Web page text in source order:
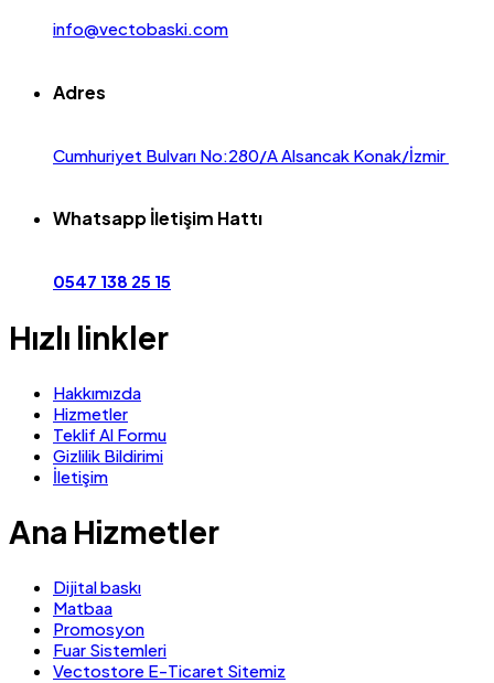
info@vectobaski.com
Adres
Cumhuriyet Bulvarı No:280/A Alsancak Konak/İzmir
Whatsapp İletişim Hattı
0547 138 25 15
Hızlı linkler
Hakkımızda
Hizmetler
Teklif Al Formu
Gizlilik Bildirimi
İletişim
Ana Hizmetler
Dijital baskı
Matbaa
Promosyon
Fuar Sistemleri
Vectostore E-Ticaret Sitemiz